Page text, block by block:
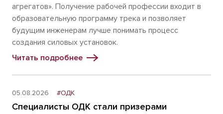
агрегатов». Получение рабочей профессии входит в
образовательную программу трека и позволяет
будущим инженерам лучше понимать процесс
создания силовых установок.
Читать подробнее
05.08.2026 #ОДК
Специалисты ОДК стали призерами